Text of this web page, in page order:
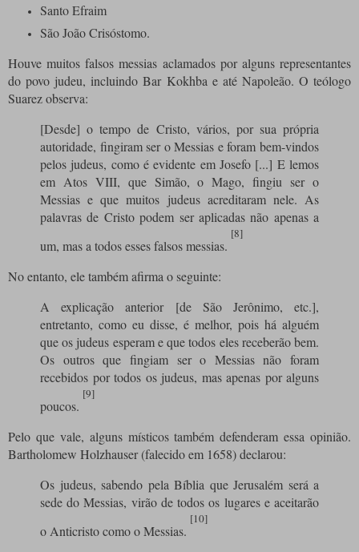
Santo Efraim
São João Crisóstomo.
Houve muitos falsos messias aclamados por alguns representantes
do povo judeu, incluindo Bar Kokhba e até Napoleão. O teólogo
Suarez observa:
[Desde] o tempo de Cristo, vários, por sua própria
autoridade, fingiram ser o Messias e foram bem-vindos
pelos judeus, como é evidente em Josefo [...] E lemos
em Atos VIII, que Simão, o Mago, fingiu ser o
Messias e que muitos judeus acreditaram nele. As
palavras de Cristo podem ser aplicadas não apenas a
um, mas a todos esses falsos messias.
[8]
No entanto, ele também afirma o seguinte:
A explicação anterior [de São Jerônimo, etc.],
entretanto, como eu disse, é melhor, pois há alguém
que os judeus esperam e que todos eles receberão bem.
Os outros que fingiam ser o Messias não foram
recebidos por todos os judeus, mas apenas por alguns
poucos.
[9]
Pelo que vale, alguns místicos também defenderam essa opinião.
Bartholomew Holzhauser (falecido em 1658) declarou:
Os judeus, sabendo pela Bíblia que Jerusalém será a
sede do Messias, virão de todos os lugares e aceitarão
o Anticristo como o Messias.
[10]